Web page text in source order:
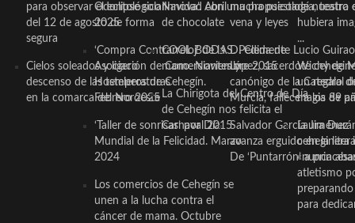
para observar el eclipse solar
del 12 de agosto de forma
segura
Cielos soleados y ligero
descenso de las temperaturas
en la comarca del Noroeste
Odontológico Innova’. Abril
2025
‘Compra Contrarreloj’ de la
Asociación de Comerciantes y
Hosteleros de Cehegín.
Febrero 2025
‘Taller de sonrisas’ por Día
Mundial de la Felicidad. Marzo
2024
Los comercios de Cehegín se
unen a la lucha contra el
cáncer de mama. Octubre
Navidad con una propuesta
de chocolate
COOL BODAS. Pedida de
mano. Noviembre 2015
La Chirigota del Centro de Día
de Cehegín nos felicita el
Carnaval 2015
mucha psicología, teatro
vena y leyes
D. Clemente Lucio Guirao
López, sacerdote
canónigo de la Catedral
Murcia, fallece a los 89
Salvador García Jiménez
avanza erguido en la
De ‘Puntarrón’ a
de nuestra
hubiera
...
Wichy de
un regalo
magia de
Laura
ceheginera
«nunca
atletismo
para